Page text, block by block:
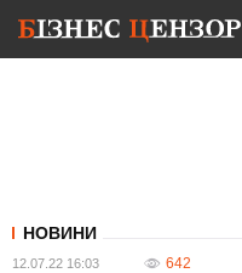
НОВИНИ
12.07.22 16:03 642